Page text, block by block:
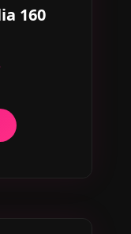
160